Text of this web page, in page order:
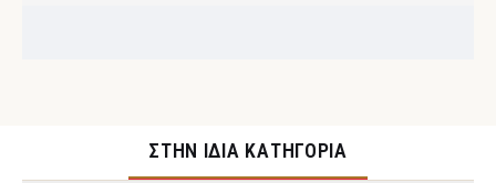
ΣΤΉΝ ΊΔΙΑ ΚΑΤΗΓΟΡΊΑ